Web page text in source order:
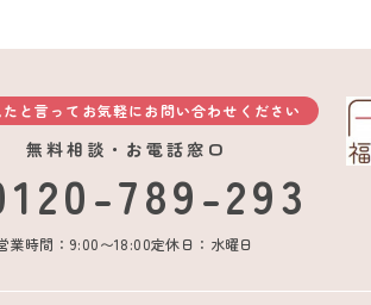
と言ってお気軽にお問い合わせください
無料相談・お電話窓口
789-293
業時間：9:00〜18:00定休日：水曜日